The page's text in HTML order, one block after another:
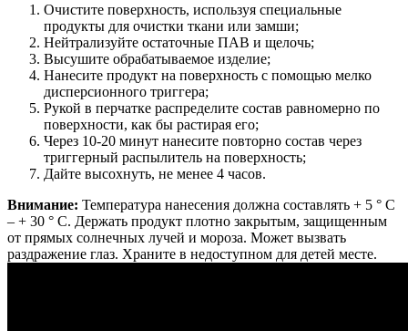
Очистите поверхность, используя специальные
продукты для очистки ткани или замши;
Нейтрализуйте остаточные ПАВ и щелочь;
Высушите обрабатываемое изделие;
Нанесите продукт на поверхность с помощью мелко
дисперсионного триггера;
Рукой в перчатке распределите состав равномерно по
поверхности, как бы растирая его;
Через 10-20 минут нанесите повторно состав через
триггерный распылитель на поверхность;
Дайте высохнуть, не менее 4 часов.
Внимание: Температура нанесения должна составлять + 5 ° C
– + 30 ° C. Держать продукт плотно закрытым, защищенным
от прямых солнечных лучей и мороза. Может вызвать
раздражение глаз. Храните в недоступном для детей месте.